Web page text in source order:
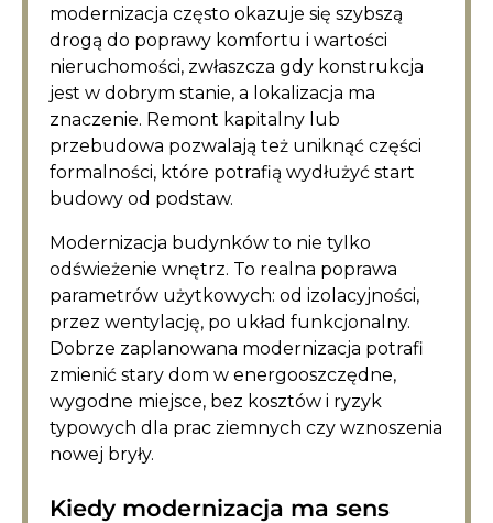
modernizacja często okazuje się szybszą
drogą do poprawy komfortu i wartości
nieruchomości, zwłaszcza gdy konstrukcja
jest w dobrym stanie, a lokalizacja ma
znaczenie. Remont kapitalny lub
przebudowa pozwalają też uniknąć części
formalności, które potrafią wydłużyć start
budowy od podstaw.
Modernizacja budynków to nie tylko
odświeżenie wnętrz. To realna poprawa
parametrów użytkowych: od izolacyjności,
przez wentylację, po układ funkcjonalny.
Dobrze zaplanowana modernizacja potrafi
zmienić stary dom w energooszczędne,
wygodne miejsce, bez kosztów i ryzyk
typowych dla prac ziemnych czy wznoszenia
nowej bryły.
Kiedy modernizacja ma sens